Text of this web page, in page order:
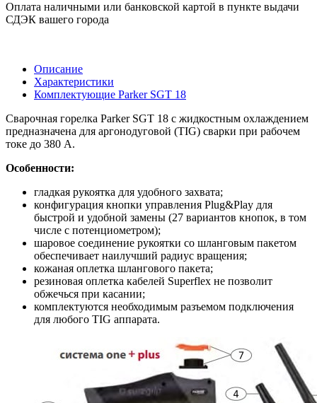
Оплата наличными или банковской картой в пункте выдачи
СДЭК вашего города
Описание
Характеристики
Комплектующие Parker SGT 18
Сварочная горелка Parker SGT 18 с жидкостным охлаждением
предназначена для аргонодуговой (TIG) сварки при рабочем
токе до 380 А.
Особенности:
гладкая рукоятка для удобного захвата;
конфигурация кнопки управления Plug&Play для
быстрой и удобной замены (27 вариантов кнопок, в том
числе с потенциометром);
шаровое соединение рукоятки со шланговым пакетом
обеспечивает наилучший радиус вращения;
кожаная оплетка шлангового пакета;
резиновая оплетка кабелей Superflex не позволит
обжечься при касании;
комплектуются необходимым разъемом подключения
для любого TIG аппарата.